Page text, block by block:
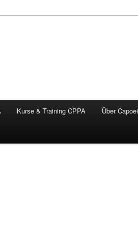
Kurse & Training CPPA Über